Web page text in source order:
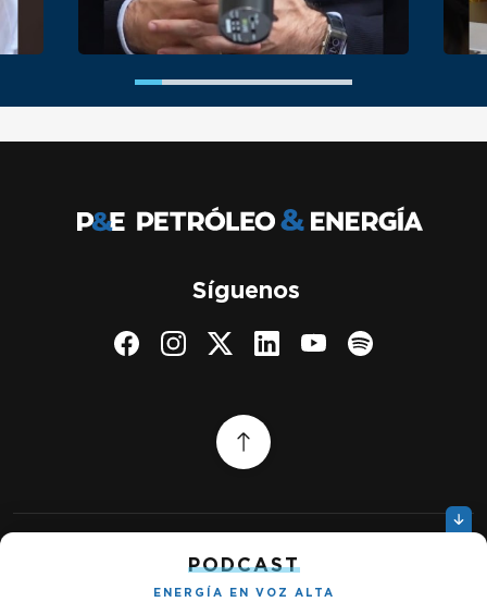
PODCAST
ENERGÍA EN VOZ ALTA
Síguenos
Política de privacidad